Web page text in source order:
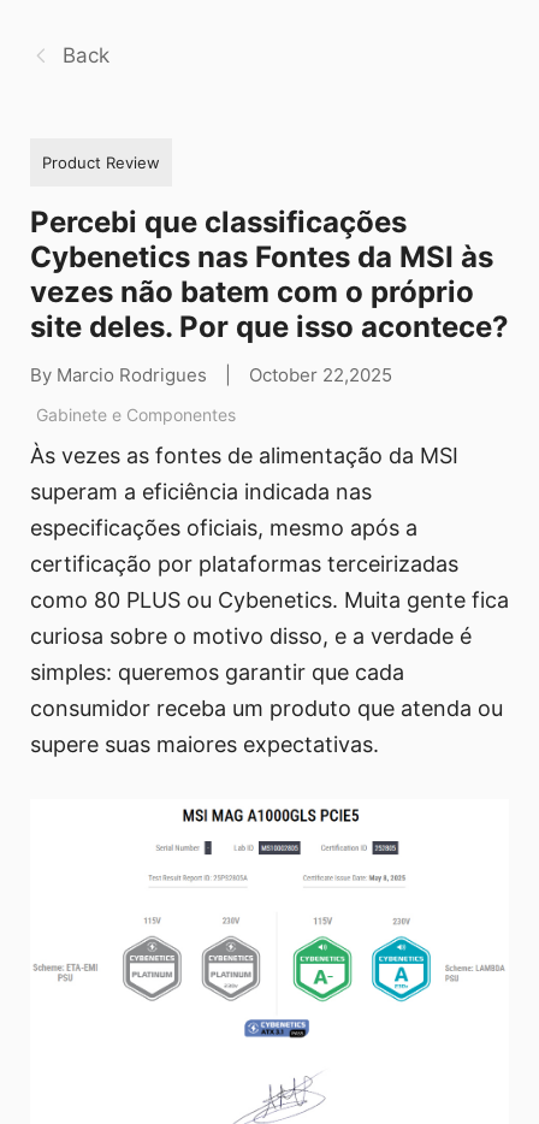
Back
Product Review
Percebi que classificações
Cybenetics nas Fontes da MSI às
vezes não batem com o próprio
site deles. Por que isso acontece?
By Marcio Rodrigues October 22,2025
Gabinete e Componentes
Às vezes as fontes de alimentação da MSI
superam a eficiência indicada nas
especificações oficiais, mesmo após a
certificação por plataformas terceirizadas
como 80 PLUS ou Cybenetics. Muita gente fica
curiosa sobre o motivo disso, e a verdade é
simples: queremos garantir que cada
consumidor receba um produto que atenda ou
supere suas maiores expectativas.